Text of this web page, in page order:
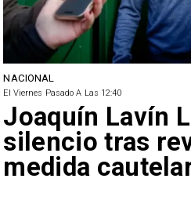
NACIONAL
El Viernes Pasado A Las 12:40
Joaquín Lavín
silencio tras
medida